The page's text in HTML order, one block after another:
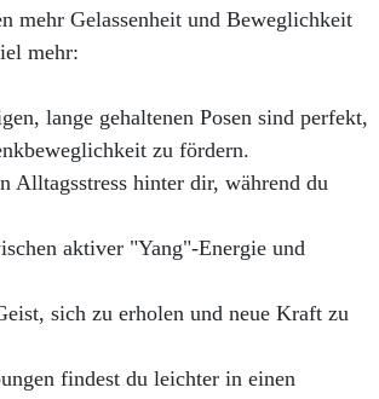
mehr Gelassenheit und Beweglichkeit
mehr:
lange gehaltenen Posen sind perfekt,
zu fördern.
Alltagsstress hinter dir, während du
aktiver "Yang"-Energie und
sich zu erholen und neue Kraft zu
findest du leichter in einen